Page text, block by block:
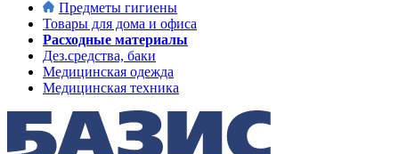
Предметы гигиены
Товары для дома и офиса
Расходные материалы
Дез.средства, баки
Медицинская одежда
Медицинская техника